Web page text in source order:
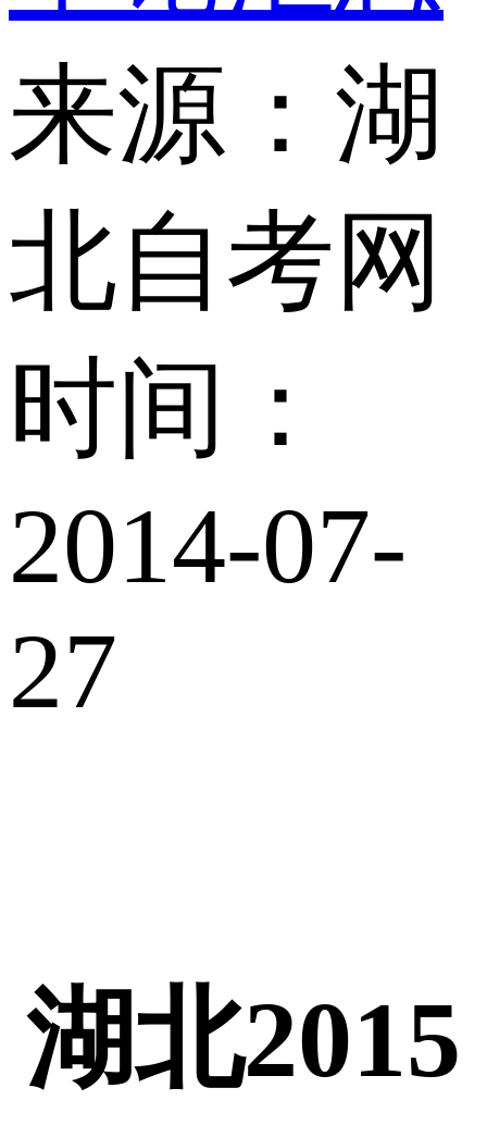
来源：湖
北自考网
时间：
2014-07-
27
湖北2015